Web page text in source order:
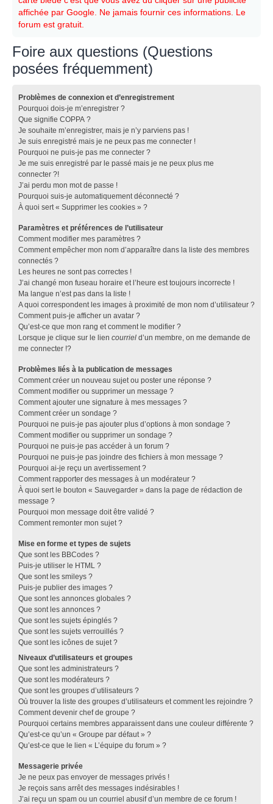
affichée par Google. Ne jamais fournir ces informations. Le
forum est gratuit.
Foire aux questions (Questions
posées fréquemment)
Problèmes de connexion et d’enregistrement
Pourquoi dois-je m’enregistrer ?
Que signifie COPPA ?
Je souhaite m’enregistrer, mais je n’y parviens pas !
Je suis enregistré mais je ne peux pas me connecter !
Pourquoi ne puis-je pas me connecter ?
Je me suis enregistré par le passé mais je ne peux plus me
connecter ?!
J’ai perdu mon mot de passe !
Pourquoi suis-je automatiquement déconnecté ?
À quoi sert « Supprimer les cookies » ?
Paramètres et préférences de l’utilisateur
Comment modifier mes paramètres ?
Comment empêcher mon nom d’apparaître dans la liste des membres
connectés ?
Les heures ne sont pas correctes !
J’ai changé mon fuseau horaire et l’heure est toujours incorrecte !
Ma langue n’est pas dans la liste !
A quoi correspondent les images à proximité de mon nom d’utilisateur ?
Comment puis-je afficher un avatar ?
Qu’est-ce que mon rang et comment le modifier ?
Lorsque je clique sur le lien courriel d’un membre, on me demande de
me connecter !?
Problèmes liés à la publication de messages
Comment créer un nouveau sujet ou poster une réponse ?
Comment modifier ou supprimer un message ?
Comment ajouter une signature à mes messages ?
Comment créer un sondage ?
Pourquoi ne puis-je pas ajouter plus d’options à mon sondage ?
Comment modifier ou supprimer un sondage ?
Pourquoi ne puis-je pas accéder à un forum ?
Pourquoi ne puis-je pas joindre des fichiers à mon message ?
Pourquoi ai-je reçu un avertissement ?
Comment rapporter des messages à un modérateur ?
À quoi sert le bouton « Sauvegarder » dans la page de rédaction de
message ?
Pourquoi mon message doit être validé ?
Comment remonter mon sujet ?
Mise en forme et types de sujets
Que sont les BBCodes ?
Puis-je utiliser le HTML ?
Que sont les smileys ?
Puis-je publier des images ?
Que sont les annonces globales ?
Que sont les annonces ?
Que sont les sujets épinglés ?
Que sont les sujets verrouillés ?
Que sont les icônes de sujet ?
Niveaux d’utilisateurs et groupes
Que sont les administrateurs ?
Que sont les modérateurs ?
Que sont les groupes d’utilisateurs ?
Où trouver la liste des groupes d’utilisateurs et comment les rejoindre ?
Comment devenir chef de groupe ?
Pourquoi certains membres apparaissent dans une couleur différente ?
Qu’est-ce qu’un « Groupe par défaut » ?
Qu’est-ce que le lien « L’équipe du forum » ?
Messagerie privée
Je ne peux pas envoyer de messages privés !
Je reçois sans arrêt des messages indésirables !
J’ai reçu un spam ou un courriel abusif d’un membre de ce forum !